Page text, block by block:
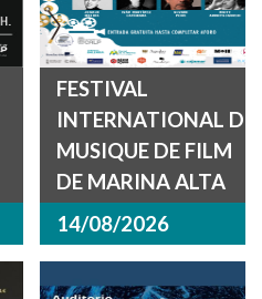
FESTIVAL
INTERNATIONAL DE
MUSIQUE DE FILM
DE MARINA ALTA
14/08/2026